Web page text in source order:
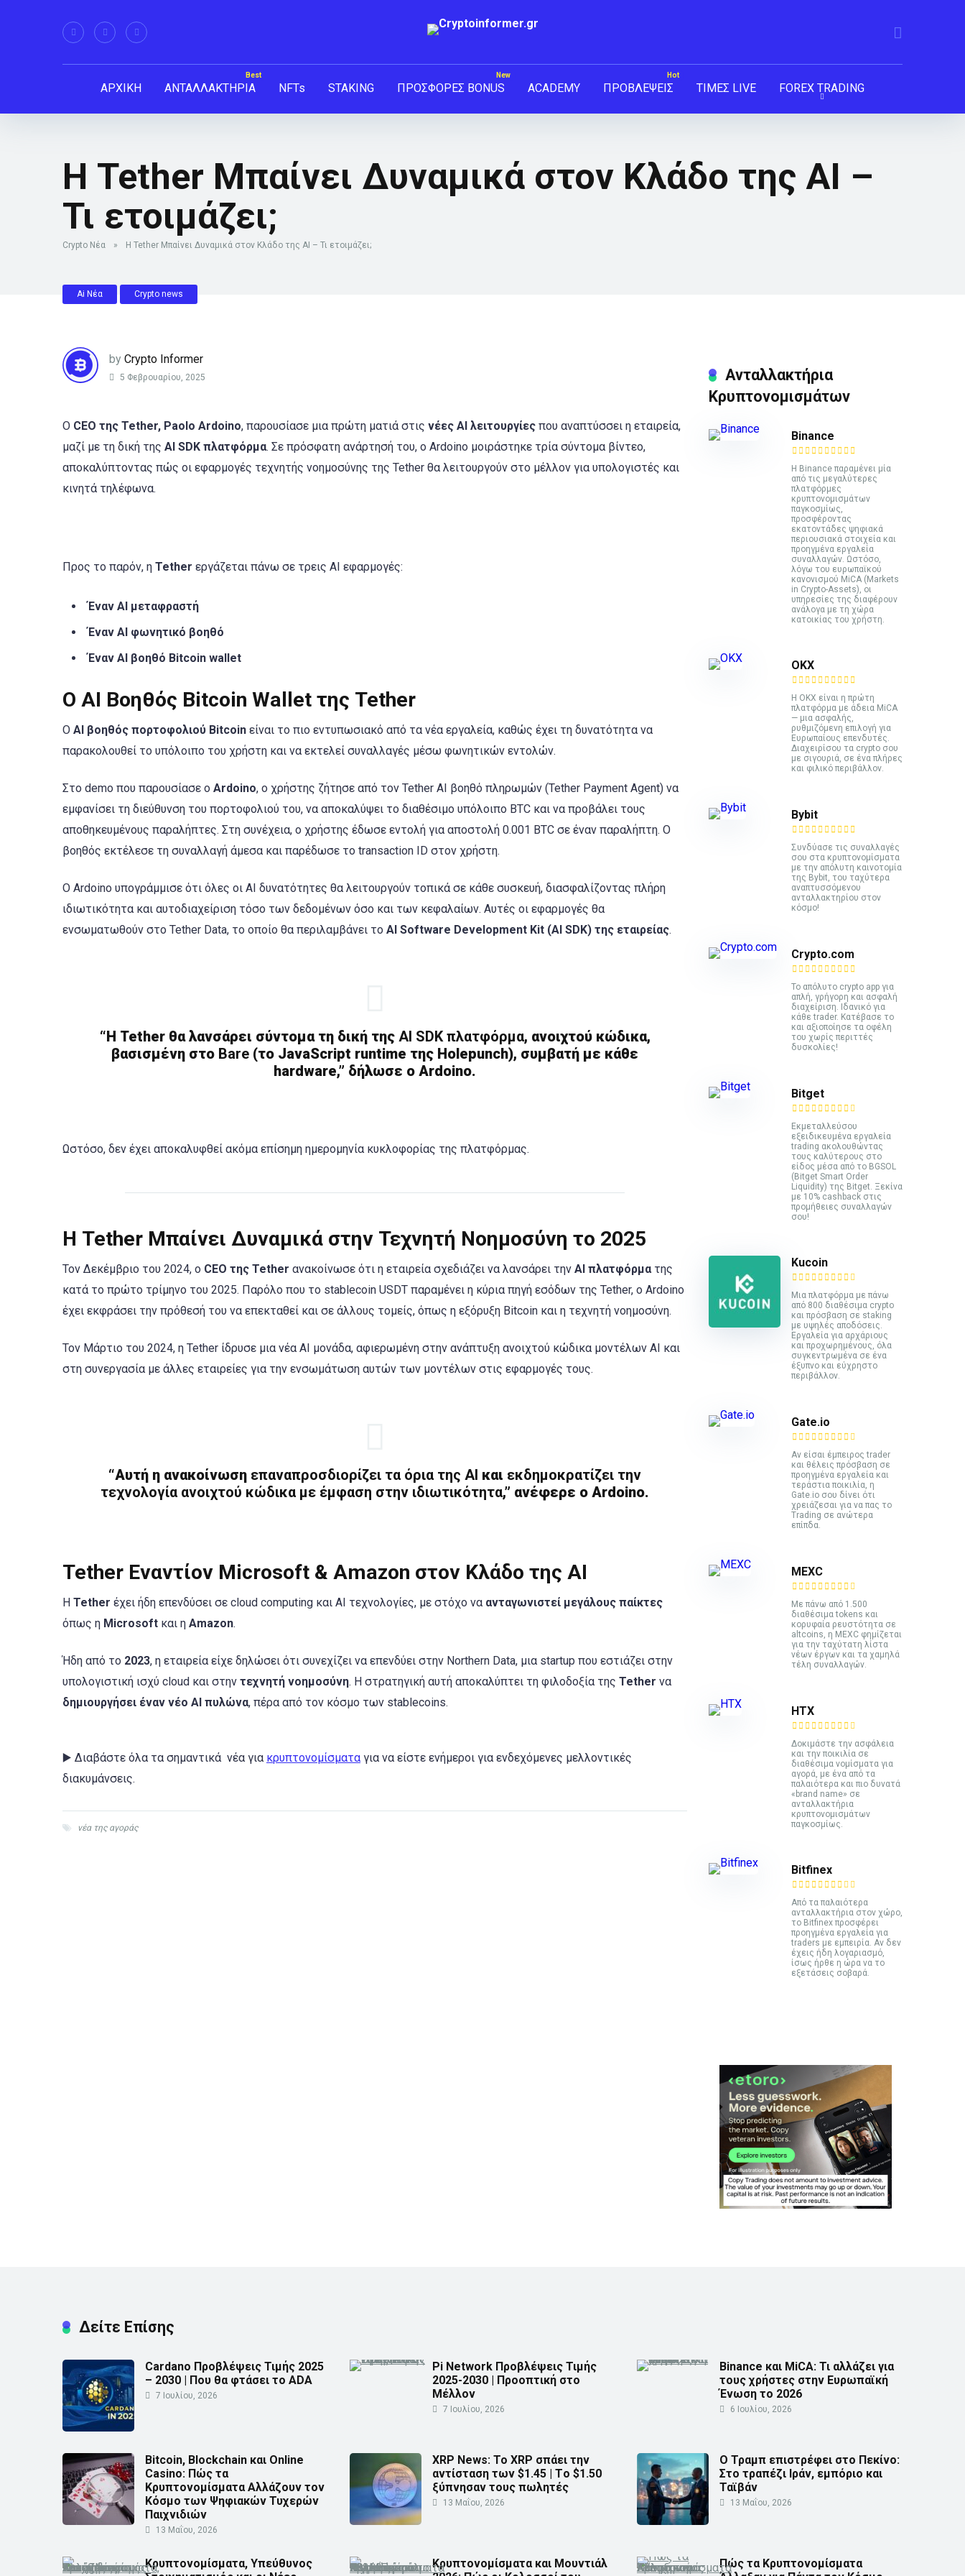
ΑΡΧΙΚΗ ΑΝΤΑΛΛΑΚΤΗΡΙΑ NFTs STAKING ΠΡΟΣΦΟΡΕΣ BONUS ACADEMY ΠΡΟΒΛΕΨΕΙΣ ΤΙΜΕΣ LIVE FOREX TRADING
Η Tether Μπαίνει Δυναμικά στον Κλάδο της AI –
Τι ετοιμάζει;
Crypto Νέα » Η Tether Μπαίνει Δυναμικά στον Κλάδο της AI – Τι ετοιμάζει;
Ai Νέα Crypto news
by Crypto Informer
5 Φεβρουαρίου, 2025
Ο CEO της Tether, Paolo Ardoino, παρουσίασε μια πρώτη ματιά στις νέες AI λειτουργίες που αναπτύσσει η εταιρεία,
μαζί με τη δική της AI SDK πλατφόρμα. Σε πρόσφατη ανάρτησή του, ο Ardoino μοιράστηκε τρία σύντομα βίντεο,
αποκαλύπτοντας πώς οι εφαρμογές τεχνητής νοημοσύνης της Tether θα λειτουργούν στο μέλλον για υπολογιστές και
κινητά τηλέφωνα.
Προς το παρόν, η Tether εργάζεται πάνω σε τρεις AI εφαρμογές:
Έναν AI μεταφραστή
Έναν AI φωνητικό βοηθό
Έναν AI βοηθό Bitcoin wallet
Ο AI Βοηθός Bitcoin Wallet της Tether
Ο AI βοηθός πορτοφολιού Bitcoin είναι το πιο εντυπωσιακό από τα νέα εργαλεία, καθώς έχει τη δυνατότητα να
παρακολουθεί το υπόλοιπο του χρήστη και να εκτελεί συναλλαγές μέσω φωνητικών εντολών.
Στο demo που παρουσίασε ο Ardoino, ο χρήστης ζήτησε από τον Tether AI βοηθό πληρωμών (Tether Payment Agent) να
εμφανίσει τη διεύθυνση του πορτοφολιού του, να αποκαλύψει το διαθέσιμο υπόλοιπο BTC και να προβάλει τους
αποθηκευμένους παραλήπτες. Στη συνέχεια, ο χρήστης έδωσε εντολή για αποστολή 0.001 BTC σε έναν παραλήπτη. Ο
βοηθός εκτέλεσε τη συναλλαγή άμεσα και παρέδωσε το transaction ID στον χρήστη.
Ο Ardoino υπογράμμισε ότι όλες οι AI δυνατότητες θα λειτουργούν τοπικά σε κάθε συσκευή, διασφαλίζοντας πλήρη
ιδιωτικότητα και αυτοδιαχείριση τόσο των δεδομένων όσο και των κεφαλαίων. Αυτές οι εφαρμογές θα
ενσωματωθούν στο Tether Data, το οποίο θα περιλαμβάνει το AI Software Development Kit (AI SDK) της εταιρείας.
“Η Tether θα λανσάρει σύντομα τη δική της AI SDK πλατφόρμα, ανοιχτού κώδικα,
βασισμένη στο Bare (το JavaScript runtime της Holepunch), συμβατή με κάθε
hardware,” δήλωσε ο Ardoino.
Ωστόσο, δεν έχει αποκαλυφθεί ακόμα επίσημη ημερομηνία κυκλοφορίας της πλατφόρμας.
Η Tether Μπαίνει Δυναμικά στην Τεχνητή Νοημοσύνη το 2025
Τον Δεκέμβριο του 2024, ο CEO της Tether ανακοίνωσε ότι η εταιρεία σχεδιάζει να λανσάρει την AI πλατφόρμα της
κατά το πρώτο τρίμηνο του 2025. Παρόλο που το stablecoin USDT παραμένει η κύρια πηγή εσόδων της Tether, ο Ardoino
έχει εκφράσει την πρόθεσή του να επεκταθεί και σε άλλους τομείς, όπως η εξόρυξη Bitcoin και η τεχνητή νοημοσύνη.
Τον Μάρτιο του 2024, η Tether ίδρυσε μια νέα AI μονάδα, αφιερωμένη στην ανάπτυξη ανοιχτού κώδικα μοντέλων AI και
στη συνεργασία με άλλες εταιρείες για την ενσωμάτωση αυτών των μοντέλων στις εφαρμογές τους.
“Αυτή η ανακοίνωση επαναπροσδιορίζει τα όρια της AI και εκδημοκρατίζει την
τεχνολογία ανοιχτού κώδικα με έμφαση στην ιδιωτικότητα,” ανέφερε ο Ardoino.
Tether Εναντίον Microsoft & Amazon στον Κλάδο της AI
Η Tether έχει ήδη επενδύσει σε cloud computing και AI τεχνολογίες, με στόχο να ανταγωνιστεί μεγάλους παίκτες
όπως η Microsoft και η Amazon.
Ήδη από το 2023, η εταιρεία είχε δηλώσει ότι συνεχίζει να επενδύει στην Northern Data, μια startup που εστιάζει στην
υπολογιστική ισχύ cloud και στην τεχνητή νοημοσύνη. Η στρατηγική αυτή αποκαλύπτει τη φιλοδοξία της Tether να
δημιουργήσει έναν νέο AI πυλώνα, πέρα από τον κόσμο των stablecoins.
▶️ Διαβάστε όλα τα σημαντικά νέα για κρυπτονομίσματα για να είστε ενήμεροι για ενδεχόμενες μελλοντικές
διακυμάνσεις.
νέα της αγοράς
Ανταλλακτήρια
Κρυπτονομισμάτων
Binance
Η Binance παραμένει μία
από τις μεγαλύτερες
πλατφόρμες
κρυπτονομισμάτων
παγκοσμίως,
προσφέροντας
εκατοντάδες ψηφιακά
περιουσιακά στοιχεία και
προηγμένα εργαλεία
συναλλαγών. Ωστόσο,
λόγω του ευρωπαϊκού
κανονισμού MiCA (Markets
in Crypto-Assets), οι
υπηρεσίες της διαφέρουν
ανάλογα με τη χώρα
κατοικίας του χρήστη.
ΟΚΧ
Η OKX είναι η πρώτη
πλατφόρμα με άδεια MiCA
— μια ασφαλής,
ρυθμιζόμενη επιλογή για
Ευρωπαίους επενδυτές.
Διαχειρίσου τα crypto σου
με σιγουριά, σε ένα πλήρες
και φιλικό περιβάλλον.
Bybit
Συνδύασε τις συναλλαγές
σου στα κρυπτονομίσματα
με την απόλυτη καινοτομία
της Bybit, του ταχύτερα
αναπτυσσόμενου
ανταλλακτηρίου στον
κόσμο!
Crypto.com
Το απόλυτο crypto app για
απλή, γρήγορη και ασφαλή
διαχείριση. Ιδανικό για
κάθε trader. Κατέβασε το
και αξιοποίησε τα οφέλη
του χωρίς περιττές
δυσκολίες!
Bitget
Εκμεταλλεύσου
εξειδικευμένα εργαλεία
trading ακολουθώντας
τους καλύτερους στο
είδος μέσα από το BGSOL
(Bitget Smart Order
Liquidity) της Bitget. Ξεκίνα
με 10% cashback στις
προμήθειες συναλλαγών
σου!
Kucoin
Mια πλατφόρμα με πάνω
από 800 διαθέσιμα crypto
και πρόσβαση σε staking
με υψηλές αποδόσεις.
Εργαλεία για αρχάριους
και προχωρημένους, όλα
συγκεντρωμένα σε ένα
έξυπνο και εύχρηστο
περιβάλλον.
Gate.io
Αν είσαι έμπειρος trader
και θέλεις πρόσβαση σε
προηγμένα εργαλεία και
τεράστια ποικιλία, η
Gate.io σου δίνει ότι
χρειάζεσαι για να πας το
Trading σε ανώτερα
επίπδα.
MEXC
Με πάνω από 1.500
διαθέσιμα tokens και
κορυφαία ρευστότητα σε
altcoins, η MEXC φημίζεται
για την ταχύτατη λίστα
νέων έργων και τα χαμηλά
τέλη συναλλαγών.
HTX
Δοκιμάστε την ασφάλεια
και την ποικιλία σε
διαθέσιμα νομίσματα για
αγορά, με ένα από τα
παλαιότερα και πιο δυνατά
«brand name» σε
ανταλλακτήρια
κρυπτονομισμάτων
παγκοσμίως.
Bitfinex
Από τα παλαιότερα
ανταλλακτήρια στον χώρο,
το Bitfinex προσφέρει
προηγμένα εργαλεία για
traders με εμπειρία. Αν δεν
έχεις ήδη λογαριασμό,
ίσως ήρθε η ώρα να το
εξετάσεις σοβαρά.
Δείτε Επίσης
Cardano Προβλέψεις Τιμής 2025
– 2030 | Που θα φτάσει το ADA
7 Ιουλίου, 2026
Pi Network Προβλέψεις Τιμής
2025-2030 | Προοπτική στο
Μέλλον
7 Ιουλίου, 2026
Binance και MiCA: Τι αλλάζει για
τους χρήστες στην Ευρωπαϊκή
Ένωση το 2026
6 Ιουλίου, 2026
Bitcoin, Blockchain και Online
Casino: Πώς τα
Κρυπτονομίσματα Αλλάζουν τον
Κόσμο των Ψηφιακών Τυχερών
Παιχνιδιών
13 Μαΐου, 2026
XRP News: Το XRP σπάει την
αντίσταση των $1.45 | Τo $1.50
ξύπνησαν τους πωλητές
13 Μαΐου, 2026
Ο Τραμπ επιστρέφει στο Πεκίνο:
Στο τραπέζι Ιράν, εμπόριο και
Ταϊβάν
13 Μαΐου, 2026
Κρυπτονομίσματα, Υπεύθυνος
Κρυπτονομίσματα και Μουντιάλ
Πώς τα Κρυπτονομίσματα